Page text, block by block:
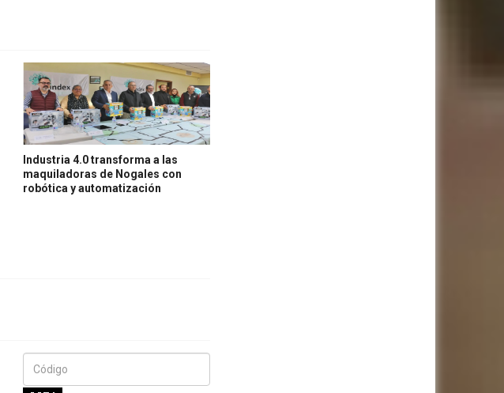
Industria 4.0 transforma a las
maquiladoras de Nogales con
robótica y automatización